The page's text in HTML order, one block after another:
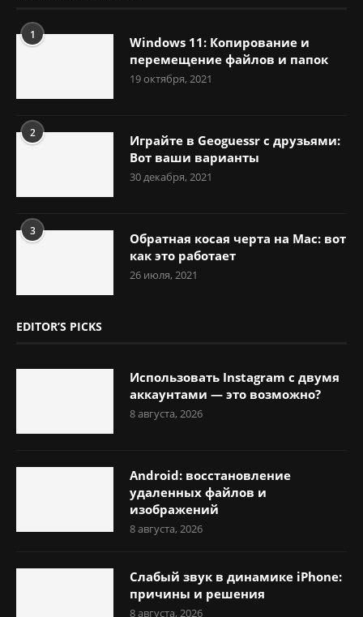
1
Windows 11: Копирование и
перемещение файлов и папок
19 октября, 2021
2
Играйте в Geoguessr с друзьями:
Вот ваши варианты
30 декабря, 2021
3
Обратная косая черта на Mac: вот
как это работает
26 июля, 2021
EDITOR’S PICKS
Использовать Instagram с двумя
аккаунтами — это возможно?
8 августа, 2026
Android: восстановление
удаленных файлов и
изображений
8 августа, 2026
Слабый звук в динамике iPhone:
причины и решения
8 августа, 2026